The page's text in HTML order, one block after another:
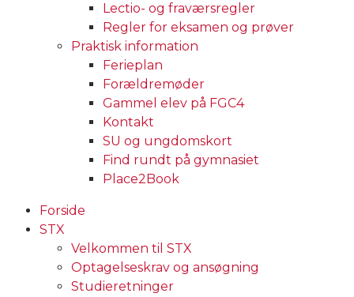
Lectio- og fraværsregler
Regler for eksamen og prøver
Praktisk information
Ferieplan
Forældremøder
Gammel elev på FGC4
Kontakt
SU og ungdomskort
Find rundt på gymnasiet
Place2Book
Forside
STX
Velkommen til STX
Optagelseskrav og ansøgning
Studieretninger